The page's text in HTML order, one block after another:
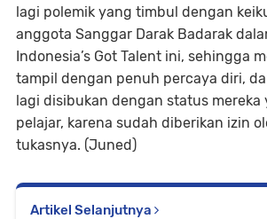
lagi polemik yang timbul dengan
anggota Sanggar Darak Badarak
Indonesia’s Got Talent ini, sehingga
tampil dengan penuh percaya diri,
lagi disibukan dengan status mereka
pelajar, karena sudah diberikan izin
tukasnya. (Juned)
Artikel Selanjutnya